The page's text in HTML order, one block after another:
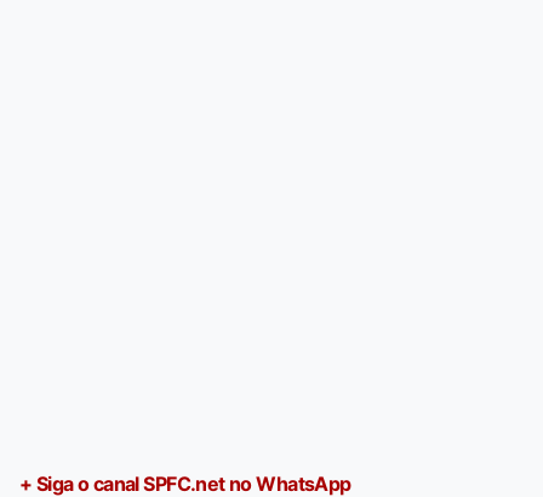
+ Siga o canal SPFC.net no WhatsApp